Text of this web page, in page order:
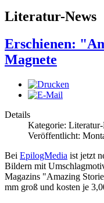
Literatur-News
Erschienen:
Magnete
Details
Kategorie:
Veröffentlicht:
Bei EpilogMedia ist jetzt
Bildern mit
Magazins "Amazing
mm groß und kosten je